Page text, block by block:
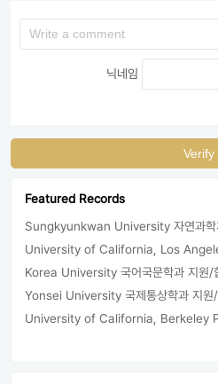
닉네임
Verify
Featured Records
Sungkyunkwan University 자연과학
University of California, Los
Korea University 국어국문학과 지원/
Yonsei University 국제통상학과 지원